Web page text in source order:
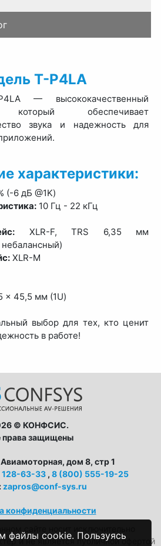
T-P4LA
— высококачественный
который обеспечивает
звука и надежность для
характеристики:
(-6 дБ @1K)
10 Гц - 22 кГц
XLR-F, TRS 6,35 мм
XLR-M
× 45,5 мм (1U)
выбор для тех, кто ценит
в работе!
© КОНФСИС.
права защищены
дом 8, стр 1
128-63-33 , 8 (800) 555-19-25
zapros@conf-sys.ru
конфиденциальности
и не является публичной офертой
файлы cookie. Пользуясь